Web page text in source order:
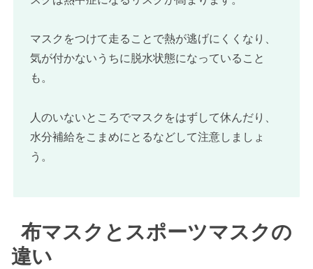
マスクをつけて走ることで熱が逃げにくくなり、
気が付かないうちに脱水状態になっていること
も。
人のいないところでマスクをはずして休んだり、
水分補給をこまめにとるなどして注意しましょ
う。
布マスクとスポーツマスクの
違い